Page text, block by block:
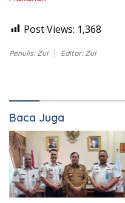
Post Views: 1,368
Penulis: Zul Editor: Zul
Baca Juga